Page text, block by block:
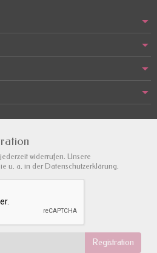
widerrufen. Unsere
u. a. in der Datenschutzerklärung.